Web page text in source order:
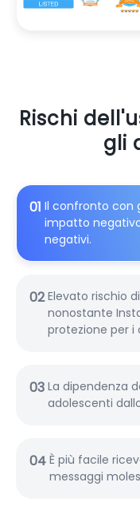
Rischi
gli
01 Il confronto con
impatto
negativi.
02 Elevato rischio
nonostante
protezione per i
03 La dipendenza
adolescenti
04 È più facile
messaggi